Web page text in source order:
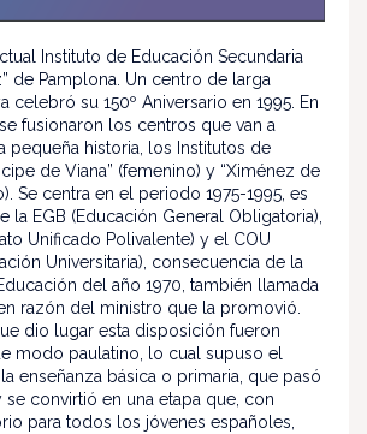
Instituto de Educación Secundaria
de Pamplona. Un centro de larga
celebró su 150º Aniversario en 1995. En
fusionaron los centros que van a
pequeña historia, los Institutos de
de Viana” (femenino) y “Ximénez de
Se centra en el periodo 1975-1995, es
la EGB (Educación General Obligatoria),
Unificado Polivalente) y el COU
Universitaria), consecuencia de la
del año 1970, también llamada
en razón del ministro que la promovió.
dio lugar esta disposición fueron
modo paulatino, lo cual supuso el
enseñanza básica o primaria, que pasó
se convirtió en una etapa que, con
para todos los jóvenes españoles,